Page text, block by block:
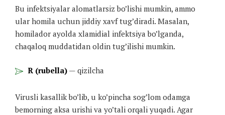
Bu infektsiyalar alomatlarsiz bo’lishi mumkin, ammo
ular homila uchun jiddiy xavf tug’diradi. Masalan,
homilador ayolda xlamidial infektsiya bo’lganda,
chaqaloq muddatidan oldin tug’ilishi mumkin.
R (rubella) — qizilcha
Virusli kasallik bo’lib, u ko’pincha sog’lom odamga
bemorning aksa urishi va yo’tali orqali yuqadi. Agar